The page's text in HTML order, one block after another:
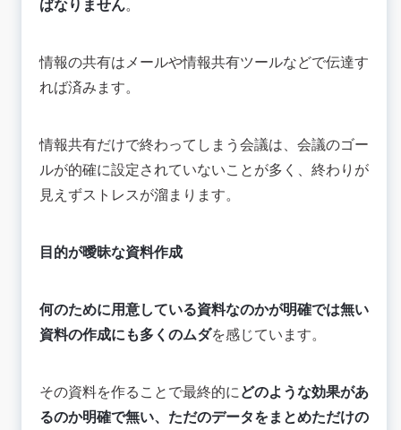
ばなりません。
情報の共有はメールや情報共有ツールなどで伝達す
れば済みます。
情報共有だけで終わってしまう会議は、会議のゴー
ルが的確に設定されていないことが多く、終わりが
見えずストレスが溜まります。
目的が曖昧な資料作成
何のために用意している資料なのかが明確では無い
資料の作成にも多くのムダを感じています。
その資料を作ることで最終的にどのような効果があ
るのか明確で無い、ただのデータをまとめただけの